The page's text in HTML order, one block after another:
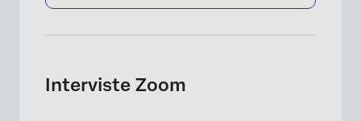
Interviste Zoom